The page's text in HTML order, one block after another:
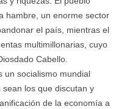
hambre, un enorme sector
el país, mientras el
multimillonarias, cuyo
Cabello.
un socialismo mundial
los que discutan y
de la economía a